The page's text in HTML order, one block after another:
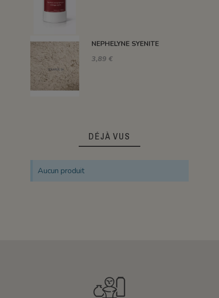
NEPHELYNE SYENITE
3,89 €
DÉJÀ VUS
Aucun produit